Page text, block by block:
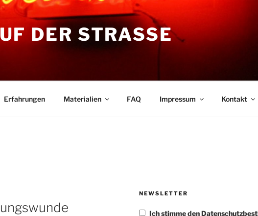
DER STRASSE
Erfahrungen Materialien FAQ Impressum Kontakt
NEWSLETTER
Ich stimme den